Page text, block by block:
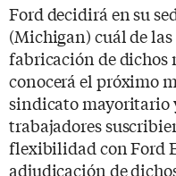
Ford decidirá en su
(Michigan) cuál de
fabricación de dichos
conocerá el próximo
sindicato mayoritario
trabajadores
flexibilidad con Ford
adjudicación de